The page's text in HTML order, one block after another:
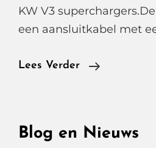
KW V3
een aansluitkabel met
Lees Verder
Bouw
Tilburg
Blog en Nieuws